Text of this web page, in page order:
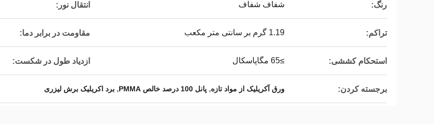
رنگ: شفاف شفاف انتقال نور:
تراکم: 1.19 گرم بر سانتی متر مکعب مقاومت در برابر دما:
استحکام کششی: ≥65 مگاپاسکال ازدیاد طول در شکست:
برجسته کردن: ورق آکریلیک از مواد تازه, پانل 100 درصد خالص PMMA , برد اکریلیک برش لیزری